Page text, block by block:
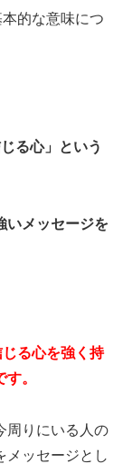
的な意味につ
る心」という
いメッセージを
る心を強く持
。
周りにいる人の
メッセージとし